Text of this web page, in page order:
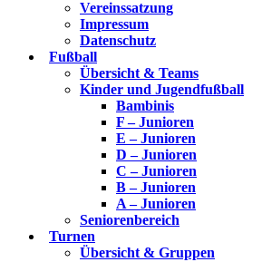
Vereinssatzung
Impressum
Datenschutz
Fußball
Übersicht & Teams
Kinder und Jugendfußball
Bambinis
F – Junioren
E – Junioren
D – Junioren
C – Junioren
B – Junioren
A – Junioren
Seniorenbereich
Turnen
Übersicht & Gruppen